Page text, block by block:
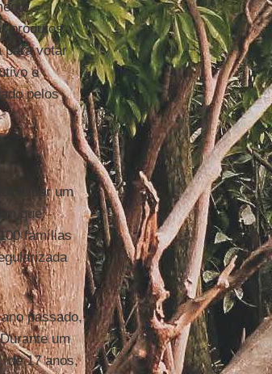
produtos
para votar
e
pelos
por um
que
famílias
passado,
um
de 17 anos,